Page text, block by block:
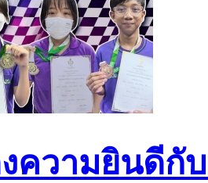
ความยินดีกั